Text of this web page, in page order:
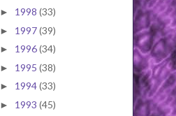
► 1998 (33)
► 1997(39)
► 1996(34)
► 1995 (38)
► 1994(33)
► 1993 (45)